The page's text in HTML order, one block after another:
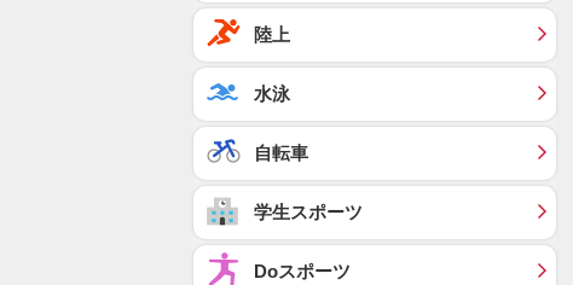
陸上
水泳
自転車
学生スポーツ
Doスポーツ